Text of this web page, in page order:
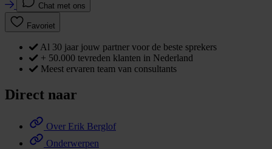
Chat met ons
Favoriet
Al 30 jaar jouw partner voor de beste sprekers
+ 50.000 tevreden klanten in Nederland
Meest ervaren team van consultants
Direct naar
Over Erik Berglof
Onderwerpen